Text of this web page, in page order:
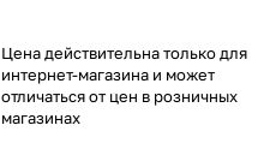
Цена действительна только для
интернет-магазина и может
отличаться от цен в розничных
магазинах